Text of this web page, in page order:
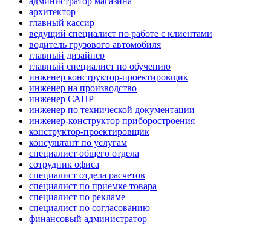
архитектор
главный кассир
ведущий специалист по работе с клиентами
водитель грузового автомобиля
главный дизайнер
главный специалист по обучению
инженер конструктор-проектировщик
инженер на производство
инженер САПР
инженер по технической документации
инженер-конструктор приборостроения
конструктор-проектировщик
консультант по услугам
специалист общего отдела
сотрудник офиса
специалист отдела расчетов
специалист по приемке товара
специалист по рекламе
специалист по согласованию
финансовый администратор